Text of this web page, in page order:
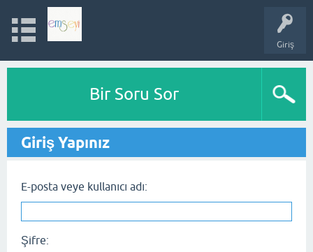
Giriş
Bir Soru Sor
Giriş Yapınız
E-posta veye kullanıcı adı:
Şifre: